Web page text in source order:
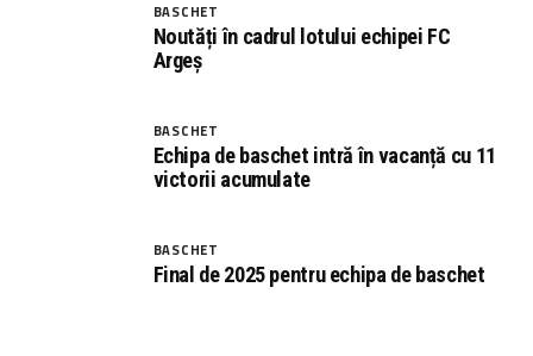
BASCHET
Noutăți în cadrul lotului echipei FC
Argeș
BASCHET
Echipa de baschet intră în vacanță cu 11
victorii acumulate
BASCHET
Final de 2025 pentru echipa de baschet